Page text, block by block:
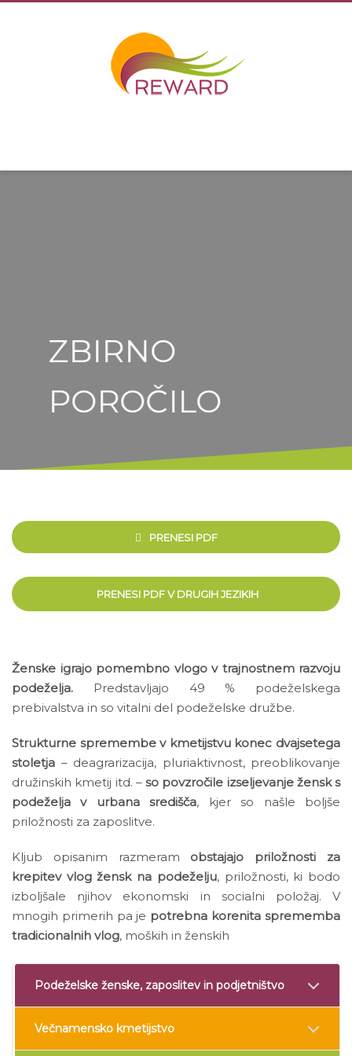
ZBIRNO
POROČILO
PRENESI PDF
PRENESI PDF V DRUGIH JEZIKIH
Ženske igrajo pomembno vlogo v trajnostnem razvoju
podeželja. Predstavljajo 49 % podeželskega
prebivalstva in so vitalni del podeželske družbe.
Strukturne spremembe v kmetijstvu konec dvajsetega
stoletja – deagrarizacija, pluriaktivnost, preoblikovanje
družinskih kmetij itd. – so povzročile izseljevanje žensk s
podeželja v urbana središča, kjer so našle boljše
priložnosti za zaposlitve.
Kljub opisanim razmeram obstajajo priložnosti za
krepitev vlog žensk na podeželju, priložnosti, ki bodo
izboljšale njihov ekonomski in socialni položaj. V
mnogih primerih pa je potrebna korenita sprememba
tradicionalnih vlog, moških in ženskih
Podeželske ženske, zaposlitev in podjetništvo
Večnamensko kmetijstvo